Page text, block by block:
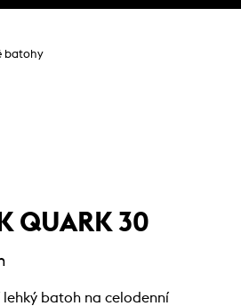
batohy
QUARK 30
lehký batoh na celodenní